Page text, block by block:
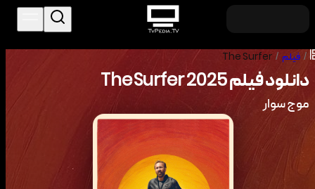
/ فیلم /
The Surfer
دانلود فیلم2025
The Surfer
موج سوار